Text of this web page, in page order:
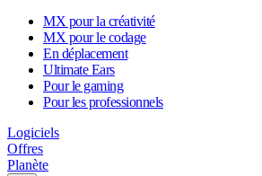
MX pour la créativité
MX pour le codage
En déplacement
Ultimate Ears
Pour le gaming
Pour les professionnels
Logiciels
Offres
Planète